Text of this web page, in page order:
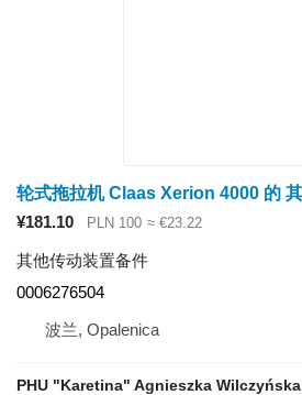
¥181.10 PLN 100 ≈ €23.22
其他传动装置备件
0006276504
波兰, Opalenica
PHU "Karetina" Agnieszka Wilczyńska